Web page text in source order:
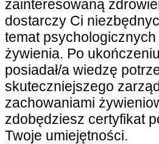
zainteresowaną
dostarczy Ci
temat
żywienia. Po
posiadał/a wiedzę
skuteczniejszego
zachowaniami
zdobędziesz certyfikat
Twoje umiejętności.